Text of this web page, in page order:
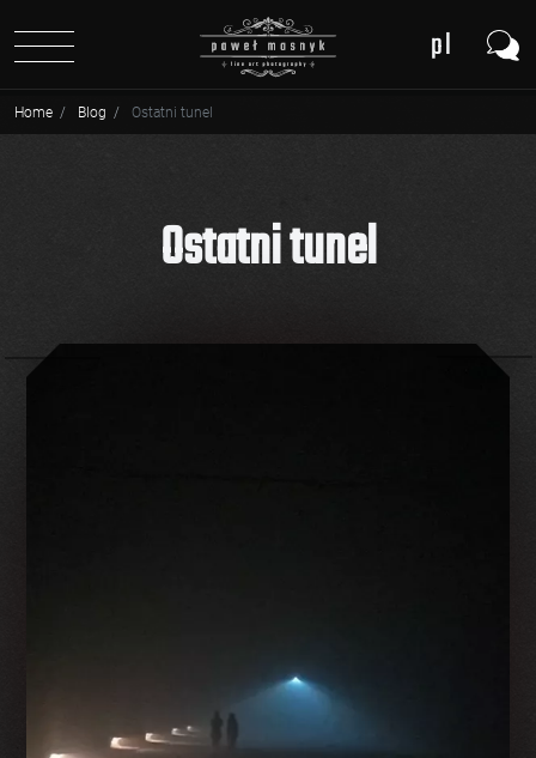
pl
de
Home Blog Ostatni tunel
Ostatni tunel